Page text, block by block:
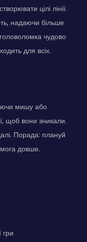
цілі лінії.
надаючи більше
чудово
для всіх.
мишу або
щоб вони зникали.
Порада: плануй
довше.